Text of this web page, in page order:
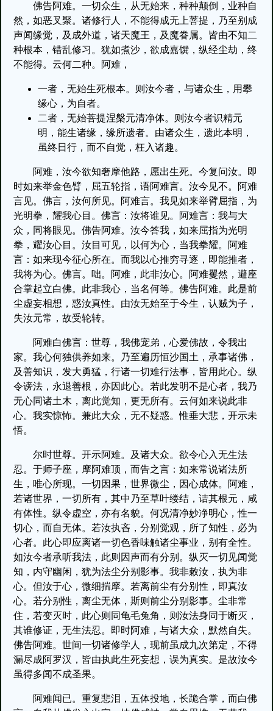
佛告阿难。一切众生，从无始来，种种颠倒，业种自
然，如恶叉聚。诸修行人，不能得成无上菩提，乃至别成
声闻缘觉，及成外道，诸天魔王，及魔眷属。皆由不知二
种根本，错乱修习。犹如煮沙，欲成嘉馔，纵经尘劫，终
不能得。云何二种。阿难，
一者，无始生死根本。则汝今者，与诸众生，用攀
缘心，为自者。
二者，无始菩提涅槃元清净体。则汝今者识精元
明，能生诸缘，缘所遗者。由诸众生，遗此本明，
虽终日行，而不自觉，枉入诸趣。
阿难，汝今欲知奢摩他路，愿出生死。今复问汝。即
时如来举金色臂，屈五轮指，语阿难言。汝今见不。阿难
言见。佛言，汝何所见。阿难言。我见如来举臂屈指，为
光明拳，耀我心目。佛言：汝将谁见。阿难言：我与大
众，同将眼见。佛告阿难。汝今答我，如来屈指为光明
拳，耀汝心目。汝目可见，以何为心，当我拳耀。阿难
言：如来现今征心所在。而我以心推穷寻逐，即能推者，
我将为心。佛言。咄。阿难，此非汝心。阿难矍然，避座
合掌起立白佛。此非我心，当名何等。佛告阿难。此是前
尘虚妄相想，惑汝真性。由汝无始至于今生，认贼为子，
失汝元常，故受轮转。
阿难白佛言：世尊，我佛宠弟，心爱佛故，令我出
家。我心何独供养如来。乃至遍历恒沙国土，承事诸佛，
及善知识，发大勇猛，行诸一切难行法事，皆用此心。纵
令谤法，永退善根，亦因此心。若此发明不是心者，我乃
无心同诸土木，离此觉知，更无所有。云何如来说此非
心。我实惊怖。兼此大众，无不疑惑。惟垂大悲，开示未
悟。
尔时世尊。开示阿难。及诸大众。欲令心入无生法
忍。于师子座，摩阿难顶，而告之言：如来常说诸法所
生，唯心所现。一切因果，世界微尘，因心成体。阿难，
若诸世界，一切所有，其中乃至草叶缕结，诘其根元，咸
有体性。纵令虚空，亦有名貌。何况清净妙净明心，性一
切心，而自无体。若汝执吝，分别觉观，所了知性，必为
心者。此心即应离诸一切色香味触诸尘事业，别有全性。
如汝今者承听我法，此则因声而有分别。纵灭一切见闻觉
知，内守幽闲，犹为法尘分别影事。我非敕汝，执为非
心。但汝于心，微细揣摩。若离前尘有分别性，即真汝
心。若分别性，离尘无体，斯则前尘分别影事。尘非常
住，若变灭时，此心则同龟毛兔角，则汝法身同于断灭，
其谁修证，无生法忍。即时阿难，与诸大众，默然自失。
佛告阿难。世间一切诸修学人，现前虽成九次第定，不得
漏尽成阿罗汉，皆由执此生死妄想，误为真实。是故汝今
虽得多闻不成圣果。
阿难闻已。重复悲泪，五体投地，长跪合掌，而白佛